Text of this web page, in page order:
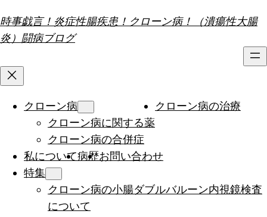
容
を
キ
時事戯言！炎症性腸疾患！クローン病！（潰瘍性大腸
炎）闘病ブログ
クローン病
クローン病に関する薬
クローン病の合併症
クローン病の治療
私について病歴お問い合わせ
特集
クローン病の小腸ダブルバルーン内視鏡検査
について